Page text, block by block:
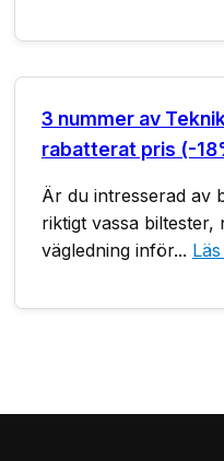
3 nummer av
rabatterat pris (-
Är du intresserad av
riktigt vassa biltester,
vägledning inför...